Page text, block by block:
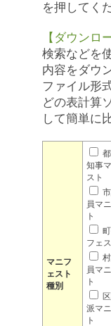
を押してく
【ダウンロ
検索などを
内容をダウ
ファイル形
どの表計算
して簡単に
マニフ
ェスト
種別
知事
スト
員マ
ト
フェ
員マ
ト
派マ
ト